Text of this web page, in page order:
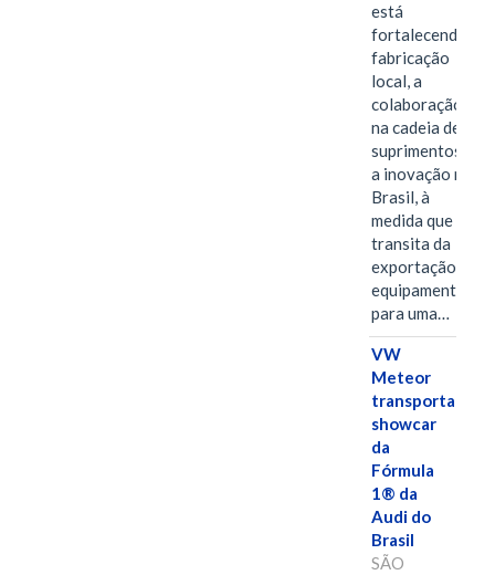
está
fortalecendo a
fabricação
local, a
colaboração
na cadeia de
suprimentos e
a inovação no
Brasil, à
medida que
transita da
exportação de
equipamentos
para uma…
VW
Meteor
transporta
showcar
da
Fórmula
1® da
Audi do
Brasil
SÃO